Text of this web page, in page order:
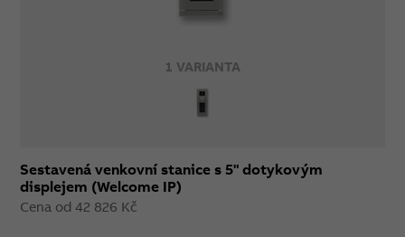
1 VARIANTA
Sestavená venkovní stanice s 5" dotykovým
displejem (Welcome IP)
Cena od 42 826 Kč